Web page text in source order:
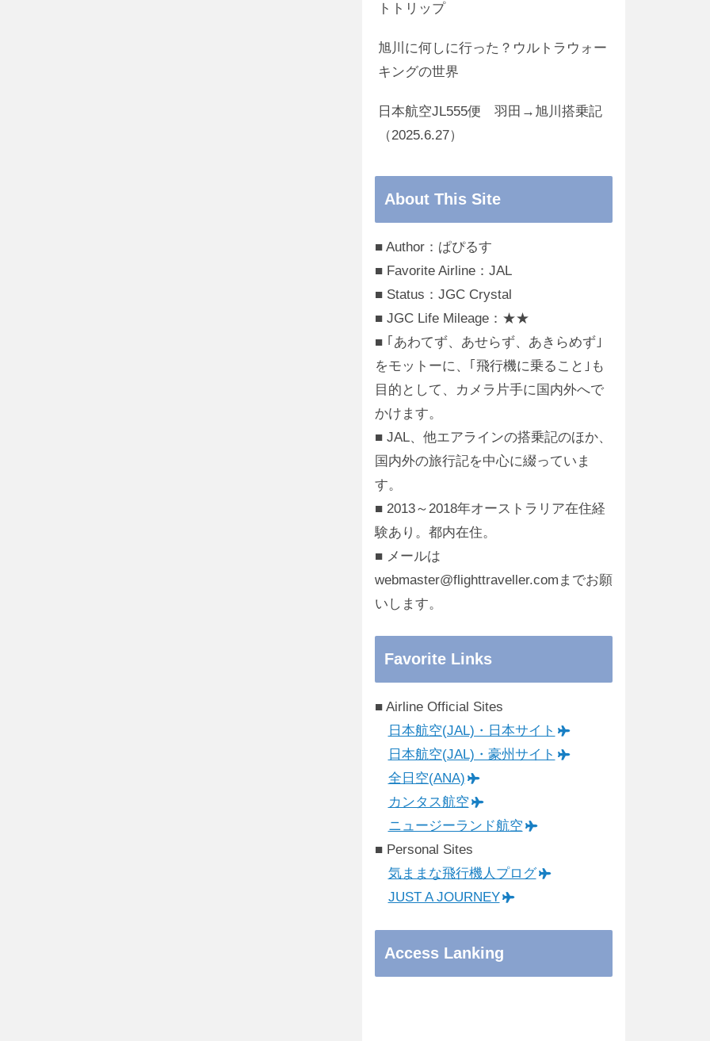
トトリップ
旭川に何しに行った？ウルトラウォー
キングの世界
日本航空JL555便 羽田→旭川搭乗記
（2025.6.27）
About This Site
■ Author：ぱぴるす
■ Favorite Airline：JAL
■ Status：JGC Crystal
■ JGC Life Mileage：★★
■ ｢あわてず、あせらず、あきらめず｣
をモットーに、｢飛行機に乗ること｣も
目的として、カメラ片手に国内外へで
かけます。
■ JAL、他エアラインの搭乗記のほか、
国内外の旅行記を中心に綴っていま
す。
■ 2013～2018年オーストラリア在住経
験あり。都内在住。
■ メールは
webmaster@flighttraveller.comまでお願
いします。
Favorite Links
■ Airline Official Sites
日本航空(JAL)・日本サイト
日本航空(JAL)・豪州サイト
全日空(ANA)
カンタス航空
ニュージーランド航空
■ Personal Sites
気ままな飛行機人プログ
JUST A JOURNEY
Access Lanking